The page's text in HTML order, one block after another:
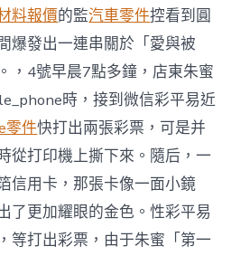
或
觸
及
刑
事
責
任〉
中
料報價的監汽車零件控看到圓
爆發出一連串關於「愛與被
，4號早晨7點多鐘，店東朱蜜
時，接到微信彩平易近
零件快打出兩張彩票，可是并
從打印機上撕下來。隨后，一
信用卡，那張卡像一面小鏡
了更加耀眼的金色。性彩平易
等打出彩票，由于朱蜜「第一